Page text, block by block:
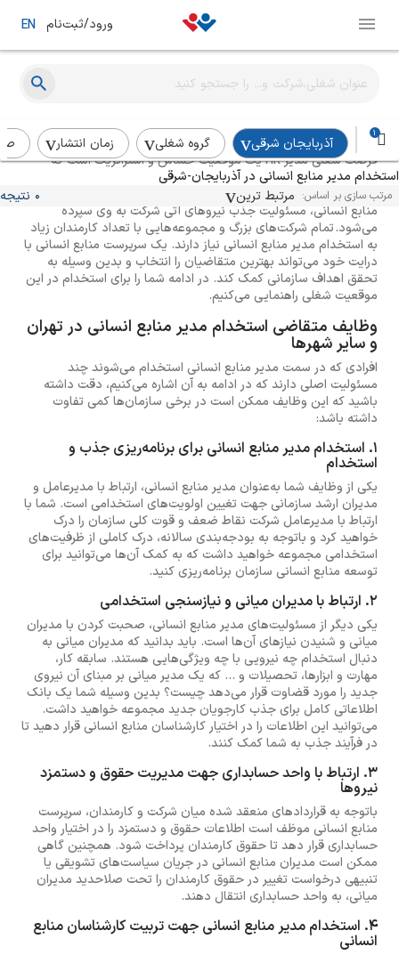
ورود/ثبت‌نام EN
1
آذربایجان شرقی گروه شغلی زمان انتشار
استخدام مدیر منابع انسانی در آذربایجان-شرقی
مرتب سازی بر اساس: مرتبط ترین 0 نتیجه
راهنمای استخدام مدیر منابع انسانی
فرصت شغلی مدیر HR یک موقعیت حساس و استراتژیک است که
می‌تواند در پیشبرد برنامه‌ریزی‌های بلندمدت یک مجموعه و
موفقیت‌های بلندمدت سازمانی کمک کند چرا که با استخدام سرپرست
منابع انسانی، مسئولیت جذب نیروهای آتی شرکت به وی سپرده
می‌شود. تمام شرکت‌های بزرگ و مجموعه‌هایی با تعداد کارمندان زیاد
به استخدام مدیر منابع انسانی نیاز دارند. یک سرپرست منابع انسانی با
درایت خود می‌تواند بهترین متقاضیان را انتخاب و بدین وسیله به
تحقق اهداف سازمانی کمک کند. در ادامه شما را برای استخدام در این
موقعیت شغلی راهنمایی می‌کنیم.
وظایف متقاضی استخدام مدیر منابع انسانی در تهران
و سایر شهرها
افرادی که در سمت مدیر منابع انسانی استخدام می‌شوند چند
مسئولیت اصلی دارند که در ادامه به آن اشاره می‌کنیم، دقت داشته
باشید که این وظایف ممکن است در برخی سازمان‌ها کمی تفاوت
داشته باشد:
1. استخدام مدیر منابع انسانی برای برنامه‌ریزی جذب و
استخدام
یکی از وظایف شما به‌عنوان مدیر منابع انسانی، ارتباط با مدیرعامل و
مدیران ارشد سازمانی جهت تغیین اولویت‌های استخدامی است. شما با
ارتباط با مدیرعامل شرکت نقاط ضعف و قوت کلی سازمان را درک
خواهید کرد و باتوجه به بودجه‌بندی سالانه، درک کاملی از ظرفیت‌های
استخدامی مجموعه خواهید داشت که به کمک آن‌ها می‌توانید برای
توسعه منابع انسانی سازمان برنامه‌ریزی کنید.
2. ارتباط با مدیران میانی و نیازسنجی استخدامی
یکی دیگر از مسئولیت‌های مدیر منابع انسانی، صحبت کردن با مدیران
میانی و شنیدن نیازهای آن‌ها است. باید بدانید که مدیران میانی به
دنبال استخدام چه نیرویی با چه ویژگی‌هایی هستند. سابقه کار،
مهارت و ابزارها، تحصیلات و ... که یک مدیر میانی بر مبنای آن نیروی
جدید را مورد قضاوت قرار می‌دهد چیست؟ بدین وسیله شما یک بانک
اطلاعاتی کامل برای جذب کارجویان جدید مجموعه خواهید داشت.
می‌توانید این اطلاعات را در اختیار کارشناسان منابع انسانی قرار دهید تا
در فرآیند جذب به شما کمک کنند.
3. ارتباط با واحد حسابداری جهت مدیریت حقوق و دستمزد
نیروها
باتوجه به قراردادهای منعقد شده میان شرکت و کارمندان، سرپرست
منابع انسانی موظف است اطلاعات حقوق و دستمزد را در اختیار واحد
حسابداری قرار دهد تا حقوق کارمندان پرداخت شود. همچنین گاهی
ممکن است مدیران منابع انسانی در جریان سیاست‌های تشویقی یا
تنبیهی درخواست تغییر در حقوق کارمندان را تحت صلاحدید مدیران
میانی، به واحد حسابداری انتقال دهند.
4. استخدام مدیر منابع انسانی جهت تربیت کارشناسان منابع
انسانی